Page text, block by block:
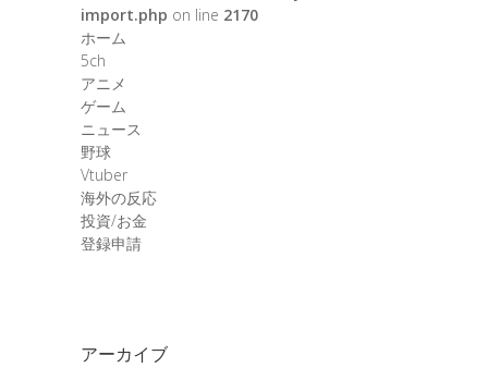
import.php on line 2170
ホーム
5ch
アニメ
ゲーム
ニュース
野球
Vtuber
海外の反応
投資/お金
登録申請
アーカイブ